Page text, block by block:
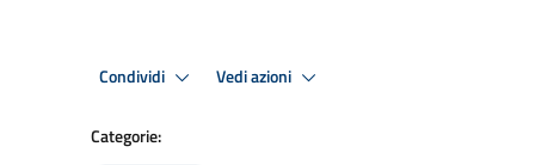
Condividi Vedi azioni
Categorie: